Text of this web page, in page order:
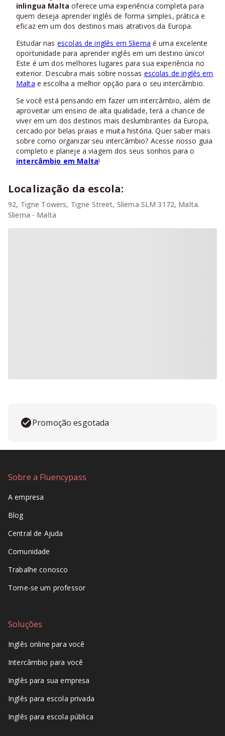
inlingua Malta oferece uma experiência completa para
quem deseja aprender inglês de forma simples, prática e
eficaz em um dos destinos mais atrativos da Europa.
Estudar nas escolas de inglês em Sliema é uma excelente
oportunidade para aprender inglês em um destino único!
Este é um dos melhores lugares para sua experiência no
exterior. Descubra mais sobre nossas escolas de inglês em
Malta e escolha a melhor opção para o seu intercâmbio.
Se você está pensando em fazer um intercâmbio, além de
aproveitar um ensino de alta qualidade, terá a chance de
viver em um dos destinos mais deslumbrantes da Europa,
cercado por belas praias e muita história. Quer saber mais
sobre como organizar seu intercâmbio? Acesse nosso guia
completo e planeje a viagem dos seus sonhos para o
intercâmbio em Malta!
Localização da escola:
92, Tigne Towers, Tigne Street, Sliema SLM 3172, Malta.
Sliema - Malta
Promoção esgotada
Sobre a Fluencypass
A empresa
Blog
Central de Ajuda
Comunidade
Trabalhe conosco
Torne-se um professor
Soluções
Inglês online para você
Intercâmbio para você
Inglês para sua empresa
Inglês para escola privada
Inglês para escola pública